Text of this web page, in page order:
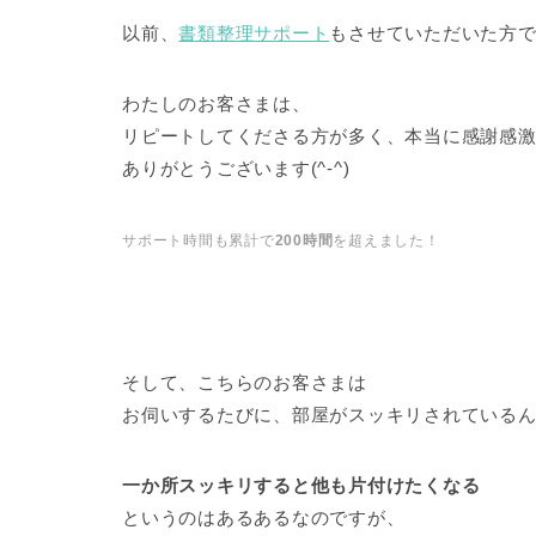
以前、書類整理サポート もさせていただいた方
わたしのお客さまは、
リピートしてくださる方が多く、本当に感謝感
ありがとうございます(^-^)
サポート時間も累計で200時間 を超えました！
そして、こちらのお客さまは
お伺いするたびに、部屋がスッキリされているん
一か所スッキリすると他も片付けたくなる
というのはあるあるなのですが、